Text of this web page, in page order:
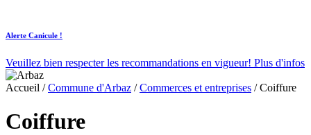
Alerte Canicule !
Veuillez bien respecter les recommandations en vigueur! Plus d'infos
Accueil /Commune d'Arbaz /Commerces et entreprises /Coiffure
Coiffure